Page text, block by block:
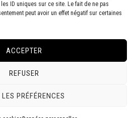
ID uniques sur ce site. Le fait de ne pas
peut avoir un effet négatif sur certaines
ACCEPTER
REFUSER
PRÉFÉRENCES
personnelles
de cookies (UE)
- Créé et conseillé par